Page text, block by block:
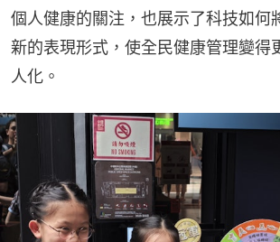
個人健康的關注，也展示了科技如何
新的表現形式，使全民健康管理變得
人化。